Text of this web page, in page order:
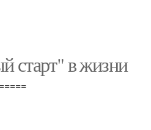
старт" в жизни